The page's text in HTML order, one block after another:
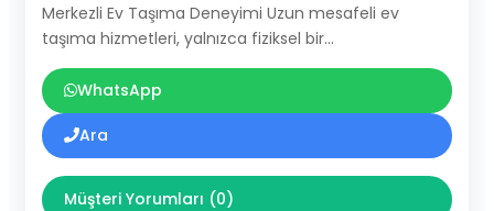
Merkezli Ev Taşıma Deneyimi Uzun mesafeli ev
taşıma hizmetleri, yalnızca fiziksel bir…
WhatsApp
Ara
Müşteri Yorumları (0)